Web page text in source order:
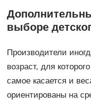
выборе
Производители
возраст, для
самое касается и
ориентированы на